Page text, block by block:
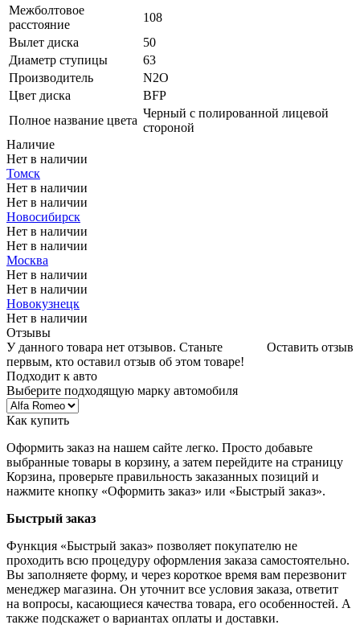
Межболтовое
расстояние
108
Вылет диска
50
Диаметр ступицы
63
Производитель
N2O
Цвет диска
BFP
Полное название цвета
Черный с полированной лицевой
стороной
Наличие
Нет в наличии
Томск
Нет в наличии
Нет в наличии
Новосибирск
Нет в наличии
Нет в наличии
Москва
Нет в наличии
Нет в наличии
Новокузнецк
Нет в наличии
Отзывы
Оставить отзыв
У данного товара нет отзывов. Станьте
первым, кто оставил отзыв об этом товаре!
Подходит к авто
Выберите подходящую марку автомобиля
Как купить
Оформить заказ на нашем сайте легко. Просто добавьте
выбранные товары в корзину, а затем перейдите на страницу
Корзина, проверьте правильность заказанных позиций и
нажмите кнопку «Оформить заказ» или «Быстрый заказ».
Быстрый заказ
Функция «Быстрый заказ» позволяет покупателю не
проходить всю процедуру оформления заказа самостоятельно.
Вы заполняете форму, и через короткое время вам перезвонит
менеджер магазина. Он уточнит все условия заказа, ответит
на вопросы, касающиеся качества товара, его особенностей. А
также подскажет о вариантах оплаты и доставки.